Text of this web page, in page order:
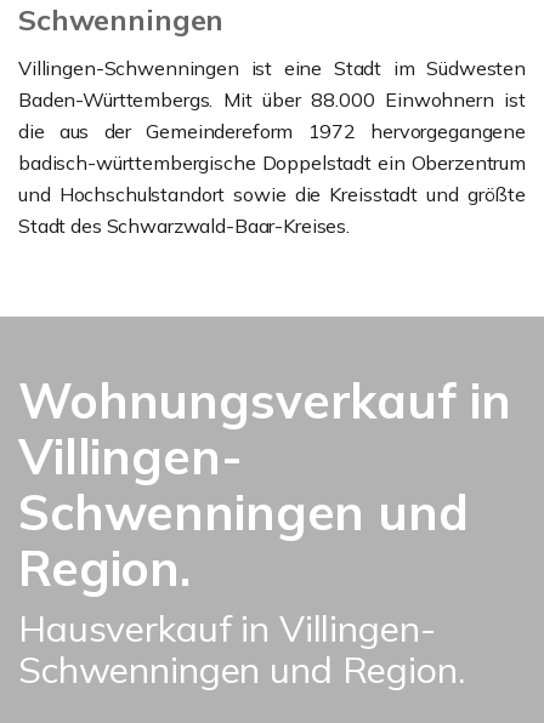
Schwenningen
Villingen-Schwenningen ist eine Stadt im Südwesten
Baden-Württembergs. Mit über 88.000 Einwohnern ist
die aus der Gemeindereform 1972 hervorgegangene
badisch-württembergische Doppelstadt ein Oberzentrum
und Hochschulstandort sowie die Kreisstadt und größte
Stadt des Schwarzwald-Baar-Kreises.
Wohnungsverkauf in
Villingen-
Schwenningen und
Region.
Hausverkauf in Villingen-
Schwenningen und Region.